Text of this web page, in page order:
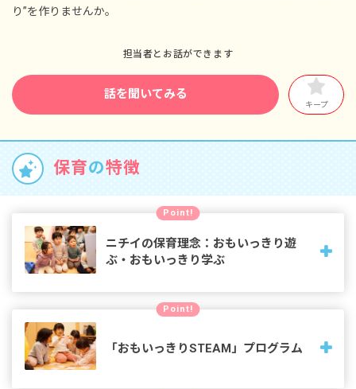
り”を作りませんか。
担当者とお話ができます
話を聞いてみる
キープ
保育の特徴
Point!
ニチイの保育理念：おもいっきり遊
ぶ・おもいっきり学ぶ
日々の遊びや学びの中で、心と身体の成長を促し、創造力や
自己表現力を引き出し、視野を広げ、「やさしく、つよく生
き抜く力」を育みます
Point!
「おもいっきりSTEAM」プログラム